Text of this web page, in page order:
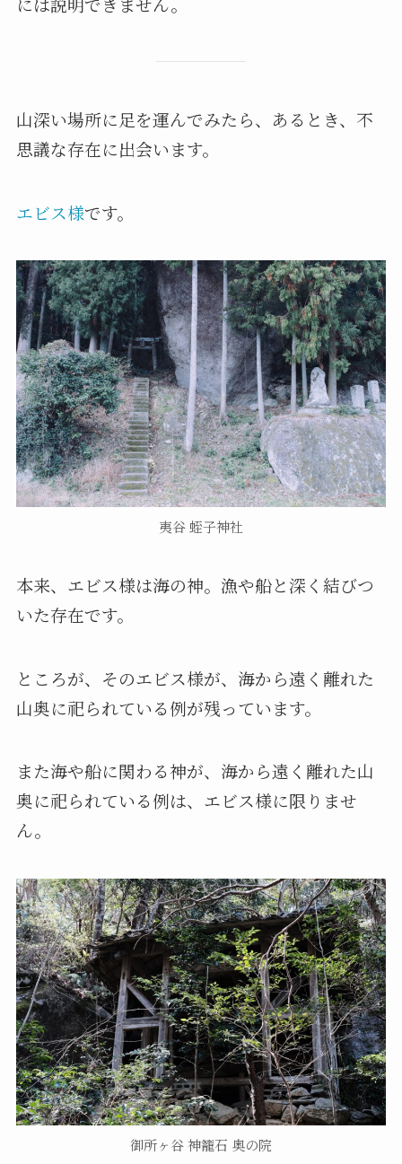
山深い場所に足を運んでみたら、あるとき、不
思議な存在に出会います。
エビス様です。
夷谷 蛭子神社
本来、エビス様は海の神。漁や船と深く結びつ
いた存在です。
ところが、そのエビス様が、海から遠く離れた
山奥に祀られている例が残っています。
また海や船に関わる神が、海から遠く離れた山
奥に祀られている例は、エビス様に限りませ
ん。
御所ヶ谷 神籠石 奥の院